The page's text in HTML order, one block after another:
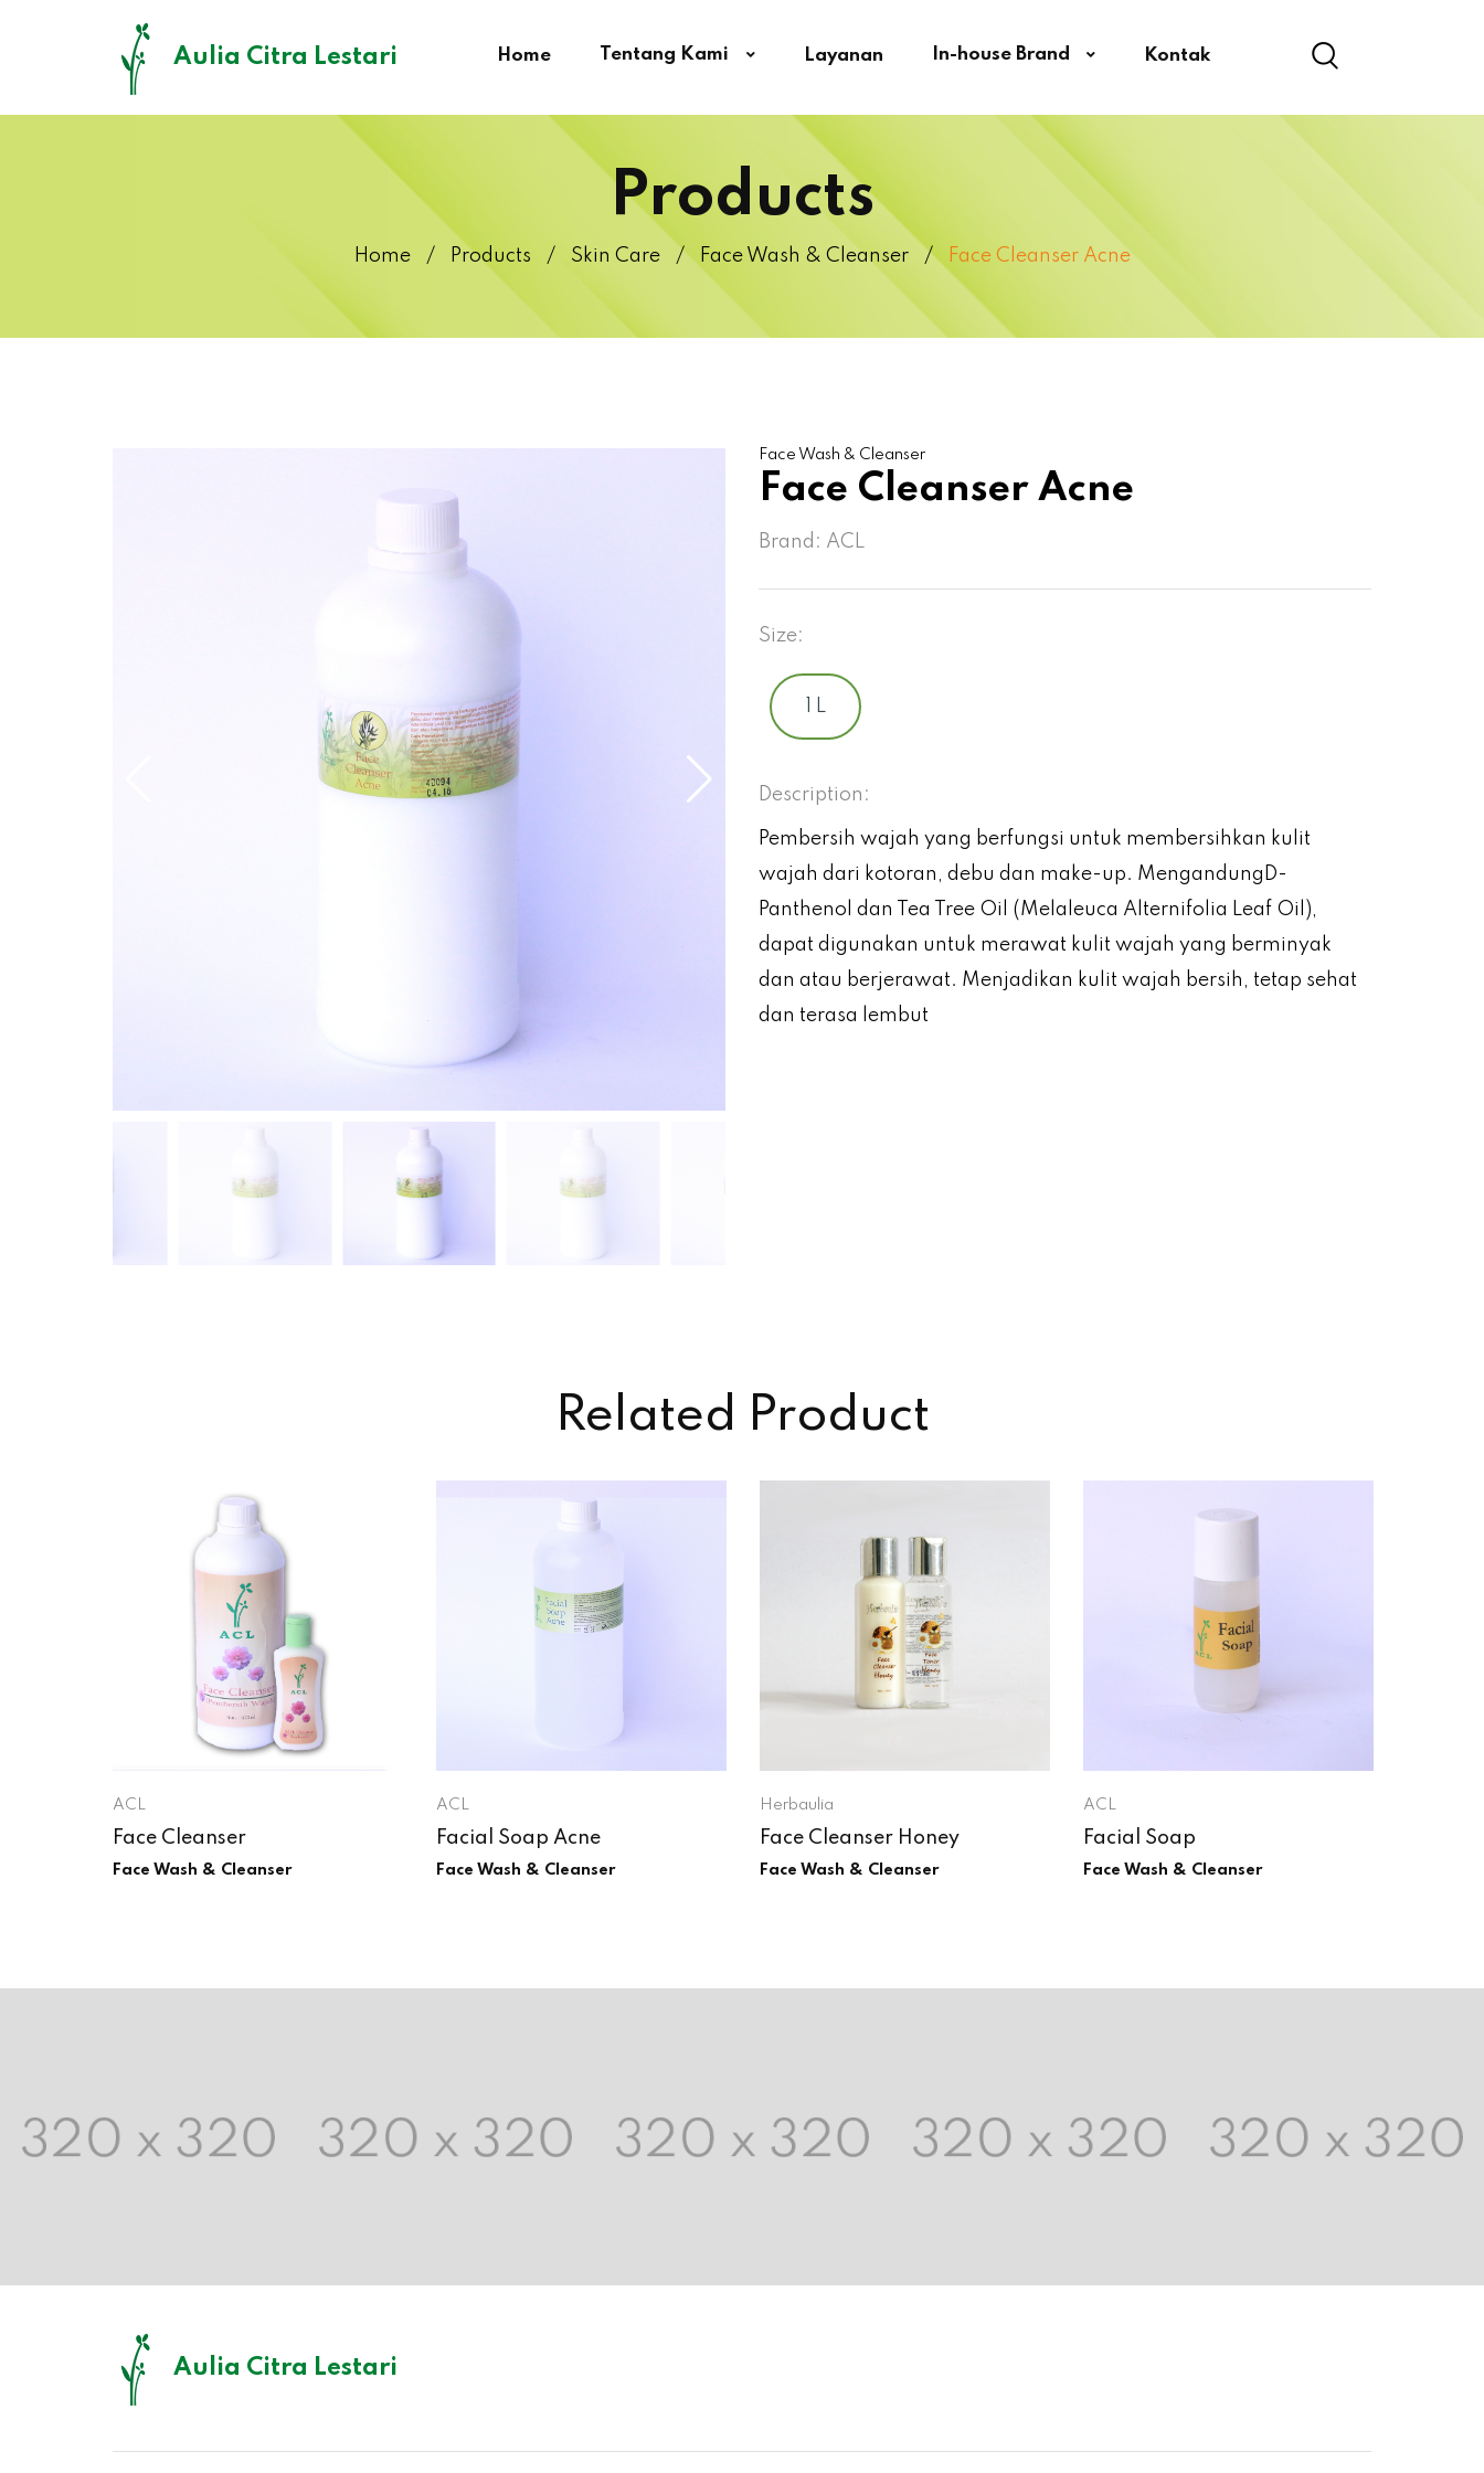
Aulia Citra Lestari Home Tentang Kami Layanan In-house Brand Kontak
Products
Home Products Skin Care Face Wash & Cleanser Face Cleanser Acne
Face Wash & Cleanser
Face Cleanser Acne
Brand: ACL
Size:
1 L
Description:
Pembersih wajah yang berfungsi untuk membersihkan kulit
wajah dari kotoran, debu dan make-up. MengandungD-
Panthenol dan Tea Tree Oil (Melaleuca Alternifolia Leaf Oil),
dapat digunakan untuk merawat kulit wajah yang berminyak
dan atau berjerawat. Menjadikan kulit wajah bersih, tetap sehat
dan terasa lembut
Related Product
ACL
Face Cleanser
Face Wash & Cleanser
ACL
Facial Soap Acne
Face Wash & Cleanser
Herbaulia
Face Cleanser Honey
Face Wash & Cleanser
ACL
Facial Soap
Face Wash & Cleanser
Aulia Citra Lestari